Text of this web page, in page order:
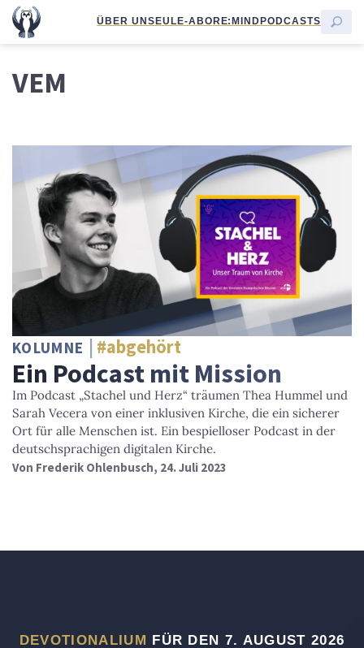
ÜBER UNSEULE-ABORE:MINDPODCASTS
VEM
KOLUMNE #abgehört
Ein Podcast mit Mission
Im Podcast „Stachel und Herz“ träumen Thea Hummel und
Sarah Vecera von einer inklusiven Kirche, die ein sicherer
Ort für alle Menschen ist. Ein bespielloser Podcast in der
deutschsprachigen digitalen Kirche.
Von Frederik Ohlenbusch, 24. Juli 2023
DEVOTIONALIUM FÜR DEN 7. AUGUST 2026